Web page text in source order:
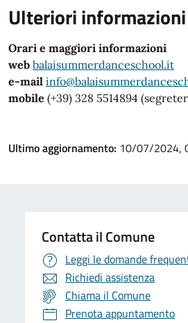
Ulteriori informazioni
Orari e maggiori informazioni
web balaisummerdanceschool.it
e-mail
mobile (+39) 328 5514894
Ultimo aggiornamento: 10/07/2024,
Contatta il Comune
Leggi le domande
Richiedi assistenza
Chiama il Comune
Prenota appuntamento